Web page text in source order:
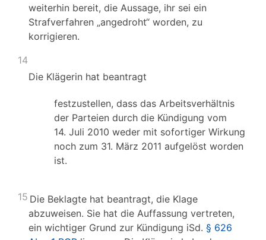
weiterhin bereit, die Aussage, ihr sei ein
Strafverfahren „angedroht“ worden, zu
korrigieren.
14
Die Klägerin hat beantragt
festzustellen, dass das Arbeitsverhältnis
der Parteien durch die Kündigung vom
14. Juli 2010 weder mit sofortiger Wirkung
noch zum 31. März 2011 aufgelöst worden
ist.
15 Die Beklagte hat beantragt, die Klage
abzuweisen. Sie hat die Auffassung vertreten,
ein wichtiger Grund zur Kündigung iSd. § 626